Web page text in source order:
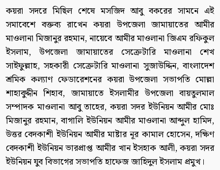
কয়রা সদরে মিছিল শেষে মসজিদ আবু বকরের সামনে এই
সমাবেশে বক্তব্য রাখেন কয়রা উপজেলা জামায়াতের আমীর
মাওলানা মিজানুর রহমান, নায়েবে আমীর মাওলানা জিএম রফিকুল
ইসলাম, উপজেলা জামায়াতের সেক্রেটারি মাওলানা শেখ
সাইফুল্লাহ, সহকারী সেক্রেটারি মাওলানা সুজাউদ্দিন, বাংলাদেশ
শ্রমিক কল্যাণ ফেডারেশনের কয়রা উপজেলা সভাপতি মোল্লা
শাহাবুদ্দীন শিহাব, জামায়াতে ইসলামীর উপজেলা বায়তুলমাল
সম্পাদক মাওলানা আবু তাহের, কয়রা সদর ইউনিয়ন আমীর মোঃ
মিজানুর রহমান, বাগালি ইউনিয়ন আমীর মাওলানা আব্দুল হামিদ,
উত্তর বেদকাশী ইউনিয়ন আমীর মাষ্টার নূর কামাল হোসেন, দক্ষিণ
বেদকাশী ইউনিয়ন ভারপ্রাপ্ত আমীর খান ইসহাক আলী, কয়রা সদর
ইউনিয়ন যুব বিভাগের সভাপতি হাফেজ জাহিদুল ইসলাম প্রমুখ।